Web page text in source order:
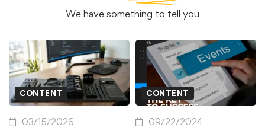
We have something to tell you
CONTENT
03/15/2026
CONTENT
09/22/2024